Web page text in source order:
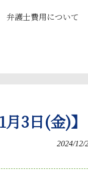
弁護士費用について
3日(金)】
2024/12/